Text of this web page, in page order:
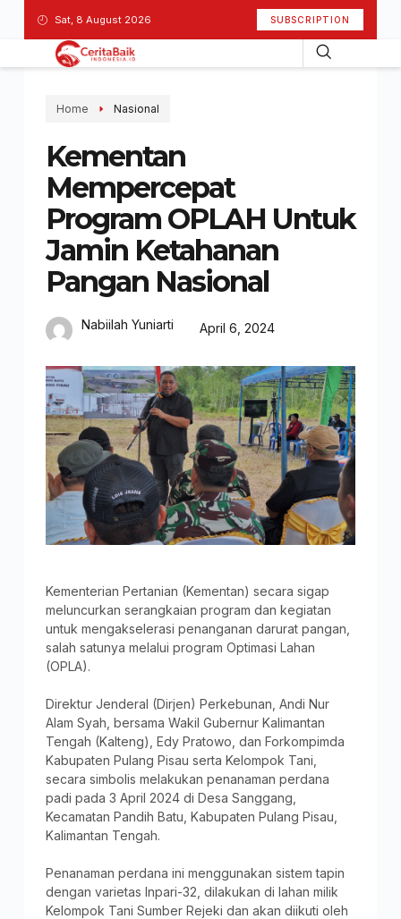
Sat, 8 August 2026 SUBSCRIPTION
Home Nasional
Kementan
Mempercepat
Program OPLAH Untuk
Jamin Ketahanan
Pangan Nasional
Nabiilah Yuniarti April 6, 2024
Kementerian Pertanian (Kementan) secara sigap
meluncurkan serangkaian program dan kegiatan
untuk mengakselerasi penanganan darurat pangan,
salah satunya melalui program Optimasi Lahan
(OPLA).
Direktur Jenderal (Dirjen) Perkebunan, Andi Nur
Alam Syah, bersama Wakil Gubernur Kalimantan
Tengah (Kalteng), Edy Pratowo, dan Forkompimda
Kabupaten Pulang Pisau serta Kelompok Tani,
secara simbolis melakukan penanaman perdana
padi pada 3 April 2024 di Desa Sanggang,
Kecamatan Pandih Batu, Kabupaten Pulang Pisau,
Kalimantan Tengah.
Penanaman perdana ini menggunakan sistem tapin
dengan varietas Inpari-32, dilakukan di lahan milik
Kelompok Tani Sumber Rejeki dan akan diikuti oleh